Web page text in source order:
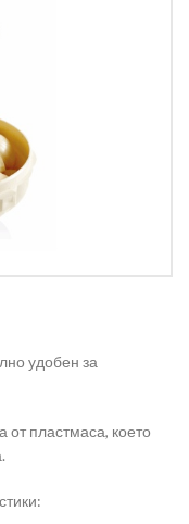
удобен за
пластмаса, което